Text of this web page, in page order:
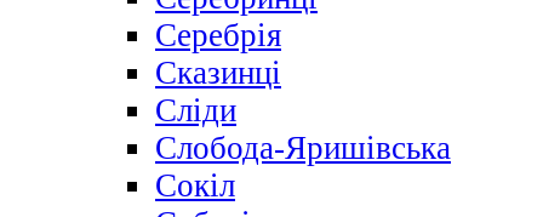
Серебрія
Сказинці
Сліди
Слобода-Яришівська
Сокіл